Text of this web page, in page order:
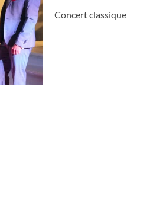
Concert classique